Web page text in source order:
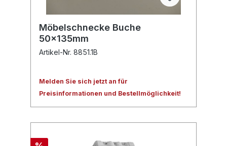
Möbelschnecke Buche
50x135mm
Artikel-Nr. 8851.1B
Melden Sie sich jetzt an für
Preisinformationen und Bestellmöglichkeit!